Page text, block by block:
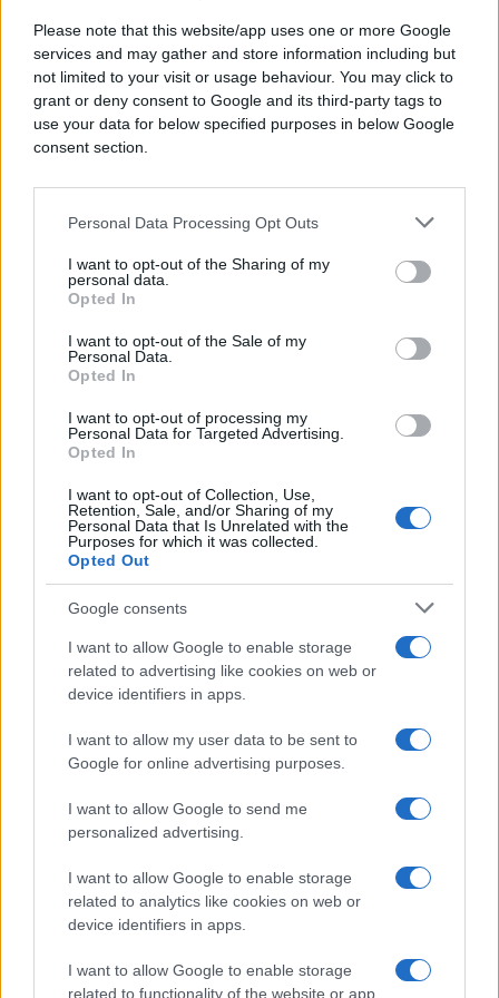
Please note that this website/app uses one or more Google
services and may gather and store information including but
not limited to your visit or usage behaviour. You may click to
grant or deny consent to Google and its third-party tags to
use your data for below specified purposes in below Google
consent section.
Personal Data Processing Opt Outs
I want to opt-out of the Sharing of my
personal data.
Opted In
I want to opt-out of the Sale of my
Personal Data.
Opted In
I want to opt-out of processing my
Personal Data for Targeted Advertising.
Opted In
I want to opt-out of Collection, Use,
Retention, Sale, and/or Sharing of my
Personal Data that Is Unrelated with the
Purposes for which it was collected.
Opted Out
Google consents
I want to allow Google to enable storage
related to advertising like cookies on web or
device identifiers in apps.
I want to allow my user data to be sent to
Google for online advertising purposes.
I want to allow Google to send me
personalized advertising.
I want to allow Google to enable storage
related to analytics like cookies on web or
device identifiers in apps.
I want to allow Google to enable storage
related to functionality of the website or app.
-tiganj se mora postepeno zagrijavati
-umjesto ulja koristite pačju mast
Tako omot ostaje čitav, sokovi ostaju unutra, a
korica postaje hrskava i zlatna.
Bockanje omota tokom prženja
Ako probušite kobasicu, svi sokovi će iscuriti i
Prženje u dubokom ulju ili fritezi
njihov prirodni ukus.
Iako djeluje zdravije, kobasice iz rerne rijetko
dobiju onu pravu hrskavu koricu.
Okretanje samo jednom
Kobasice treba redovno okretati kako jedna strana
ne bi izgorjela dok druga ostane blijeda.
Prejaka vatra
dok unutrašnjost ostane nedovoljno pečena.
Mali trik koji profesionalni kuhari rijetko otkrivaju
Pred kraj prženja u tiganj dodajte grančicu svježeg
ruzmarina i jedan zgnječen čehno bijelog luka.
kobasice, pa će dobiti miris i ukus kao iz domaće
seoske gostionice.
Poslužite ih uz senf, kiseli kupus ili pečeni krompir.